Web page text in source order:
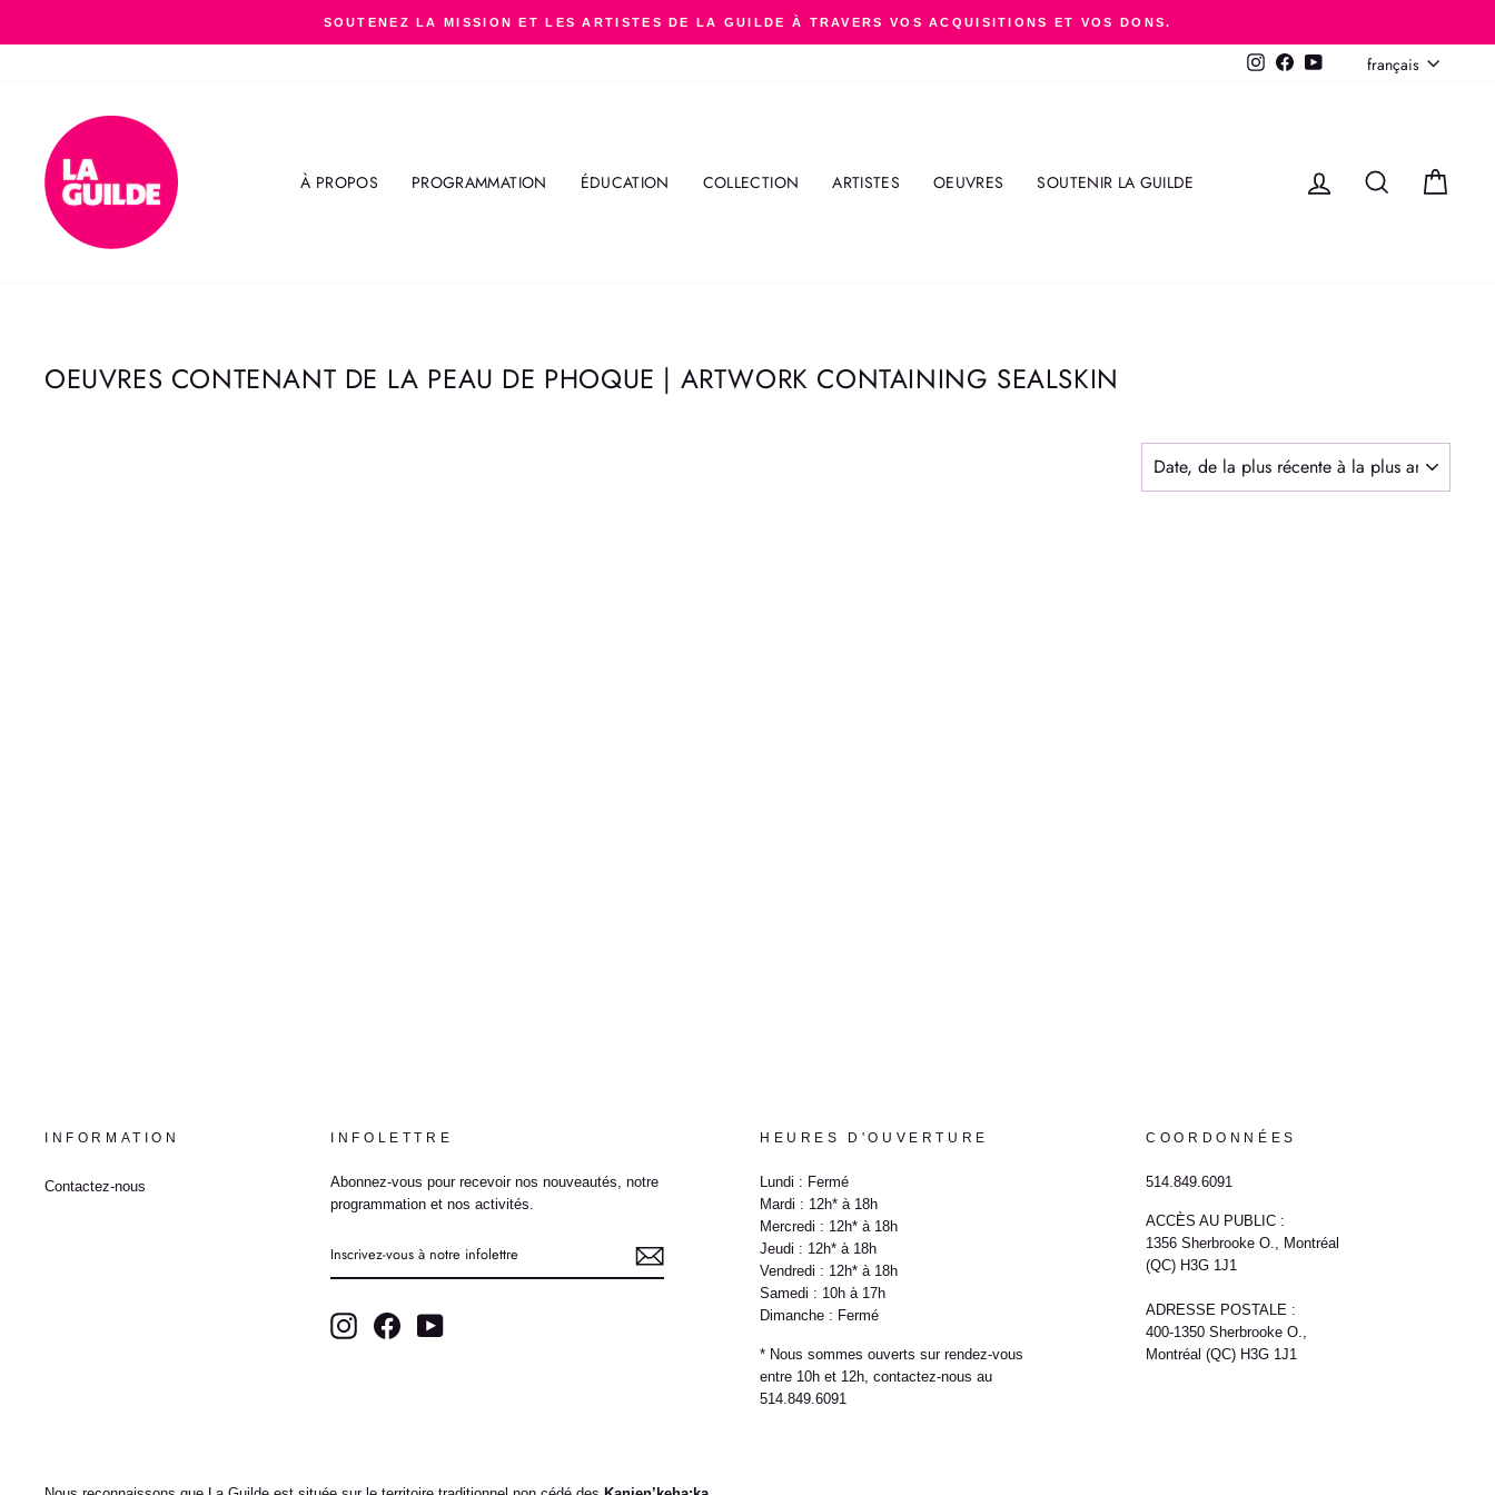
Diaporama
SOUTENEZ LA MISSION ET LES ARTISTES DE LA GUILDE À TRAVERS VOS ACQUISITIONS ET VOS DONS.
InstagramFacebookYouTubeLANGUE
français
À PROPOS PROGRAMMATION ÉDUCATION COLLECTION ARTISTES OEUVRES SOUTENIR LA GUILDE SE CONNECTER
RECHERCHER
OEUVRES CONTENANT DE LA PEAU DE PHOQUE | ARTWORK CONTAINING SEALSKIN
INFORMATION
Contactez-nous
INFOLETTRE
Abonnez-vous pour recevoir nos nouveautés, notre
programmation et nos activités.
VOUS
À
INFOLETTRE
InstagramFacebook
HEURES D'OUVERTURE
Lundi : Fermé
Mardi : 12h* à 18h
Mercredi : 12h* à 18h
Jeudi : 12h* à 18h
Vendredi : 12h* à 18h
Samedi : 10h à 17h
Dimanche : Fermé
* Nous sommes ouverts sur rendez-vous
entre 10h et 12h, contactez-nous au
514.849.6091
COORDONNÉES
514.849.6091
ACCÈS AU PUBLIC :
1356 Sherbrooke O., Montréal
(QC) H3G 1J1
ADRESSE POSTALE :
400-1350 Sherbrooke O.,
Montréal (QC) H3G 1J1